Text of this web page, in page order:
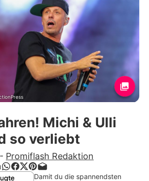
Stars
Filme & Serien
Lifestyle
Familie & Liebe
Promiflash Exklusiv
auf Promiflash
App runterladen
Michi & Ulli
so verliebt
- Promiflash Redaktion
Damit du die spannendsten